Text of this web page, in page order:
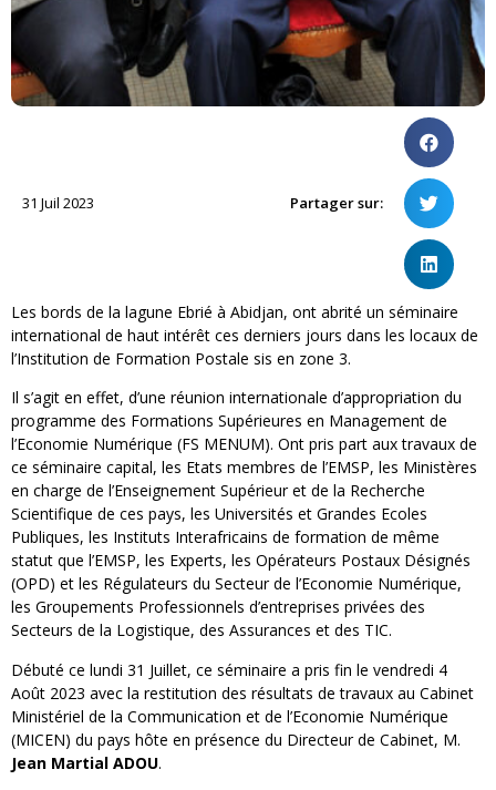
31 Juil 2023 Partager sur:
Les bords de la lagune Ebrié à Abidjan, ont abrité un séminaire
international de haut intérêt ces derniers jours dans les locaux de
l’Institution de Formation Postale sis en zone 3.
Il s’agit en effet, d’une réunion internationale d’appropriation du
programme des Formations Supérieures en Management de
l’Economie Numérique (FS MENUM). Ont pris part aux travaux de
ce séminaire capital, les Etats membres de l’EMSP, les Ministères
en charge de l’Enseignement Supérieur et de la Recherche
Scientifique de ces pays, les Universités et Grandes Ecoles
Publiques, les Instituts Interafricains de formation de même
statut que l’EMSP, les Experts, les Opérateurs Postaux Désignés
(OPD) et les Régulateurs du Secteur de l’Economie Numérique,
les Groupements Professionnels d’entreprises privées des
Secteurs de la Logistique, des Assurances et des TIC.
Débuté ce lundi 31 Juillet, ce séminaire a pris fin le vendredi 4
Août 2023 avec la restitution des résultats de travaux au Cabinet
Ministériel de la Communication et de l’Economie Numérique
(MICEN) du pays hôte en présence du Directeur de Cabinet, M.
Jean Martial ADOU.